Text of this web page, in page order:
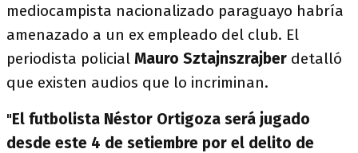
mediocampista nacionalizado paraguayo habría
amenazado a un ex empleado del club. El
periodista policial Mauro Sztajnszrajber detalló
que existen audios que lo incriminan.
"El futbolista Néstor Ortigoza será jugado
desde este 4 de setiembre por el delito de